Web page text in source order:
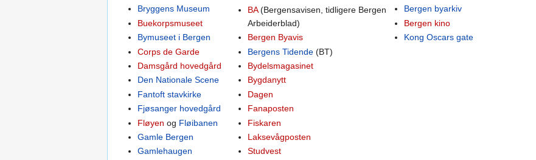
Bryggens Museum
Buekorpsmuseet
Bymuseet i Bergen
Corps de Garde
Damsgård hovedgård
Den Nationale Scene
Fantoft stavkirke
Fjøsanger hovedgård
Fløyen og Fløibanen
Gamle Bergen
Gamlehaugen
BA(Bergensavisen, tidligere Bergen
Arbeiderblad)
Bergen Byavis
Bergens Tidende (BT)
Bydelsmagasinet
Bygdanytt
Dagen
Fanaposten
Fiskaren
Laksevågposten
Studvest
Bergen byarkiv
Bergen kino
Kong Oscars gate